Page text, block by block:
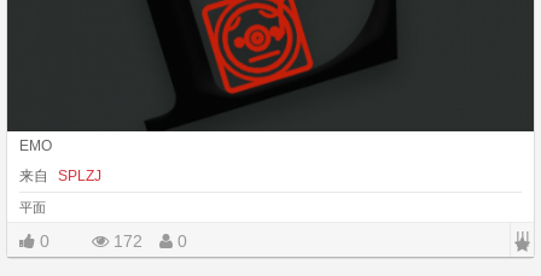
EMO
来自
SPLZJ
平面
0 172 0 |||